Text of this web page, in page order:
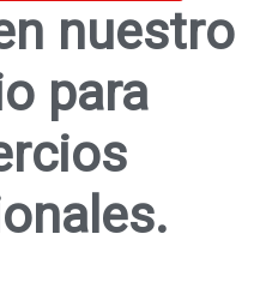
nuestro
para